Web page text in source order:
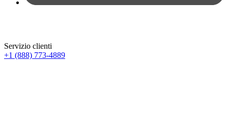
Servizio clienti
+1 (888) 773-4889